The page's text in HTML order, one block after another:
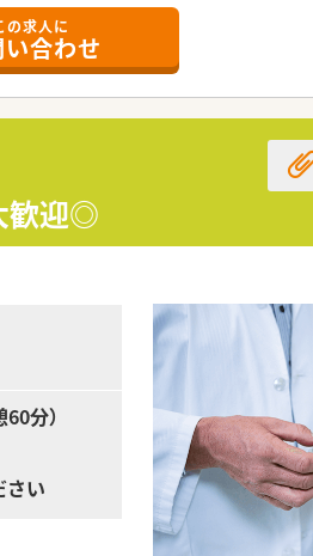
」補助もございます。
く機会もございます。
トのメリハリをつけた働き方が実
間123日以上の休日確保が可能と
ような過度な長時間労働の心配
様に貢献できる独自の喜びを実
ながら最先端の調剤環境で勤務
が、日々の業務の大きなモチベ
の求人に
合わせ
歓迎◎
分）
い